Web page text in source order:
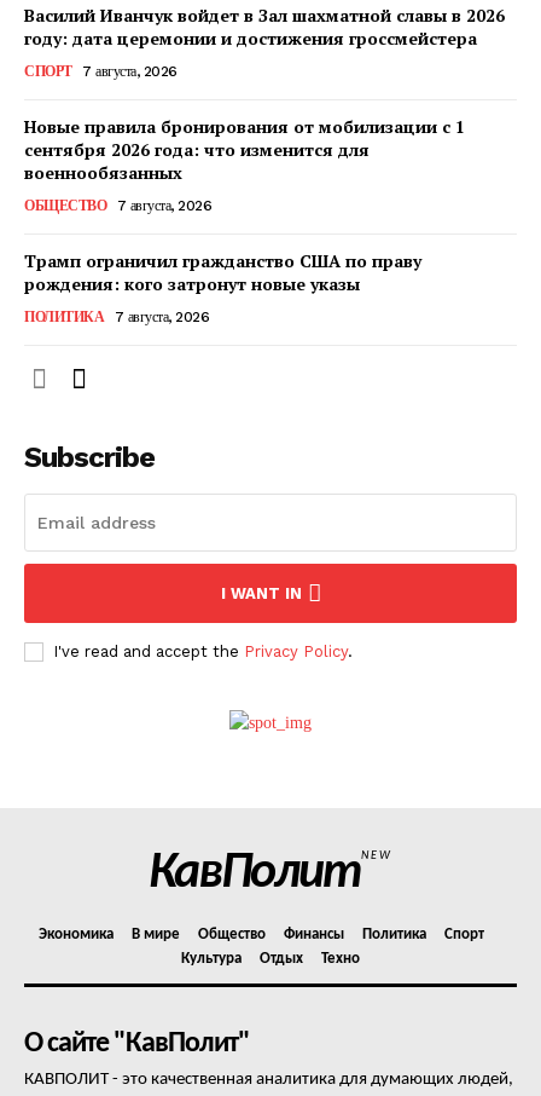
О нас
Политика конфиденциальности
Василий Иванчук войдет в Зал шахматной славы в 2026
году: дата церемонии и достижения гроссмейстера
СПОРТ 7 августа, 2026
Новые правила бронирования от мобилизации с 1
сентября 2026 года: что изменится для
военнообязанных
ОБЩЕСТВО 7 августа, 2026
Трамп ограничил гражданство США по праву
рождения: кого затронут новые указы
ПОЛИТИКА 7 августа, 2026
Subscribe
I WANT IN
I've read and accept the Privacy Policy.
КавПолитNEW
Экономика В мире Общество Финансы Политика
Спорт
Культура
Отдых Техно
О сайте "КавПолит"
КАВПОЛИТ - это качественная аналитика для думающих людей,